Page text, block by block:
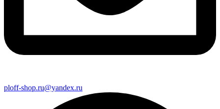
ploff-shop.ru@yandex.ru